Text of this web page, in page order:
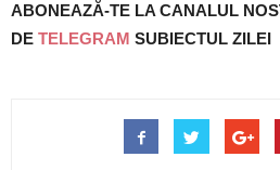
ABONEAZĂ-TE LA CANALUL
DE TELEGRAM SUBIECTUL ZILEI